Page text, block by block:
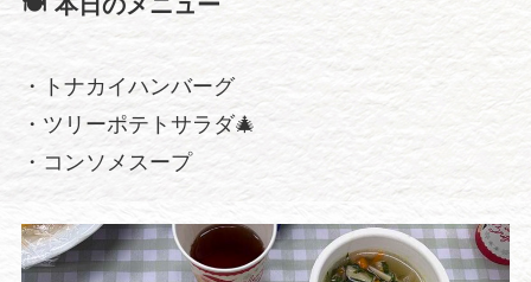
・トナカイハンバーグ
・ツリーポテトサラダ🎄
・コンソメスープ